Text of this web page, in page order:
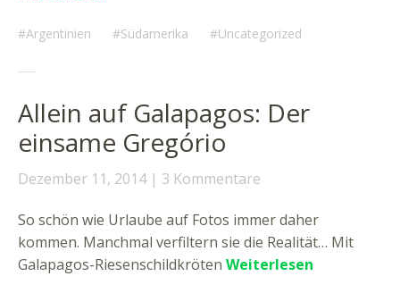
Argentinien Südamerika Uncategorized
Allein auf Galapagos: Der
einsame Gregório
Dezember 11, 2014 3 Kommentare
So schön wie Urlaube auf Fotos immer daher
kommen. Manchmal verfiltern sie die Realität… Mit
Galapagos-Riesenschildkröten Weiterlesen